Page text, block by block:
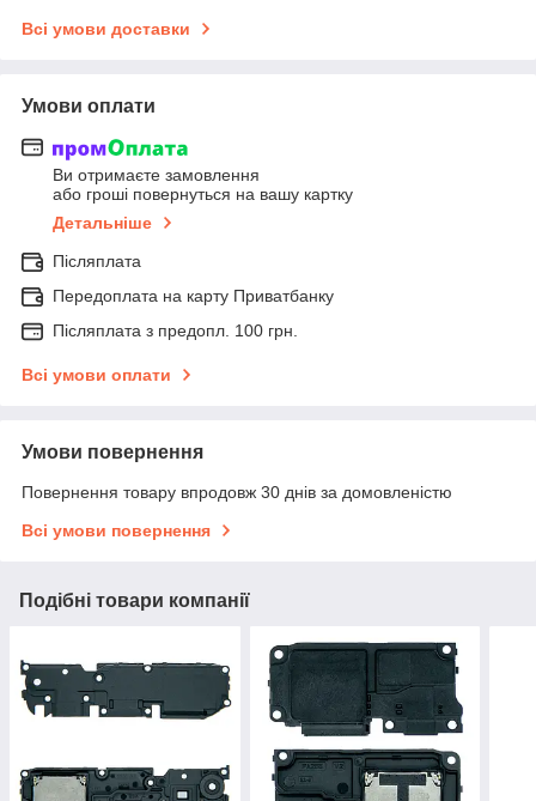
Всі умови доставки
Умови оплати
Ви отримаєте замовлення
або гроші повернуться на вашу картку
Детальніше
Післяплата
Передоплата на карту Приватбанку
Післяплата з предопл. 100 грн.
Всі умови оплати
Умови повернення
Повернення товару впродовж 30 днів за домовленістю
Всі умови повернення
Подібні товари компанії